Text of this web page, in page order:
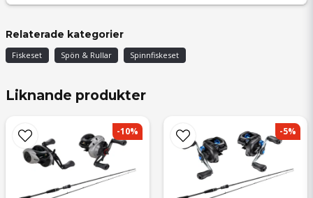
Relaterade kategorier
Fiskeset Spön & Rullar Spinnfiskeset
Liknande produkter
-10% -5%